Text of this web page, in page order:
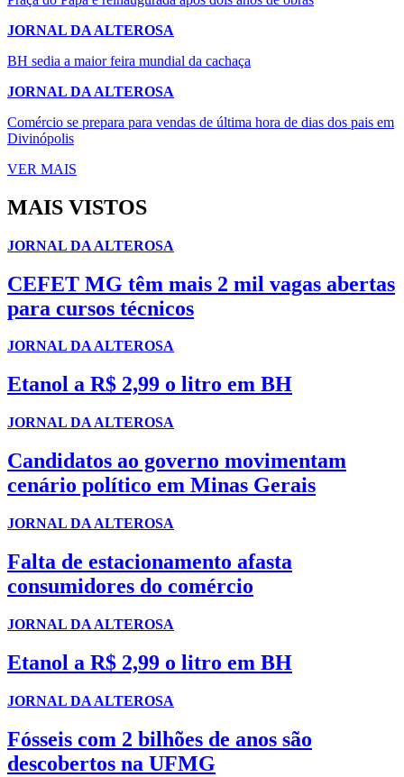
JORNAL DA ALTEROSA
BH sedia a maior feira mundial da cachaça
JORNAL DA ALTEROSA
Comércio se prepara para vendas de última hora de dias dos pais em
Divinópolis
VER MAIS
MAIS VISTOS
JORNAL DA ALTEROSA
CEFET MG têm mais 2 mil vagas abertas
para cursos técnicos
JORNAL DA ALTEROSA
Etanol a R$ 2,99 o litro em BH
JORNAL DA ALTEROSA
Candidatos ao governo movimentam
cenário político em Minas Gerais
JORNAL DA ALTEROSA
Falta de estacionamento afasta
consumidores do comércio
JORNAL DA ALTEROSA
Etanol a R$ 2,99 o litro em BH
JORNAL DA ALTEROSA
Fósseis com 2 bilhões de anos são
descobertos na UFMG